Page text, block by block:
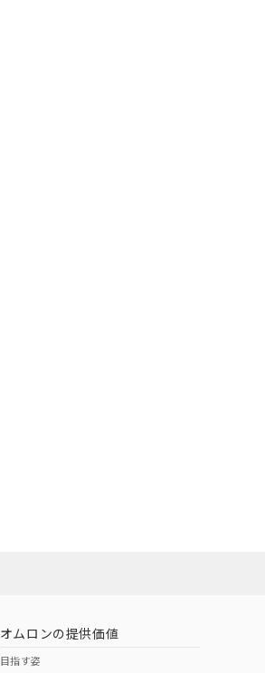
オムロンの提供価値
目指す姿